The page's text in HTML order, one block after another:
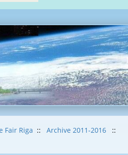
Fair Riga :: Archive 2011-2016
::